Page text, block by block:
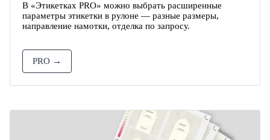
В «Этикетках PRO» можно выбрать расширенные
параметры этикетки в рулоне — разные размеры,
направление намотки, отделка по запросу.
PRO →